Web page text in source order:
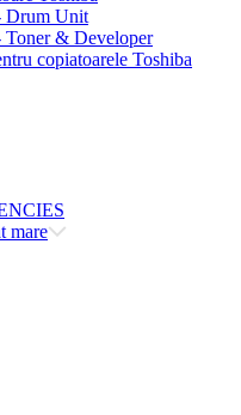
Drum Unit
& Developer
copiatoarele Toshiba
mare